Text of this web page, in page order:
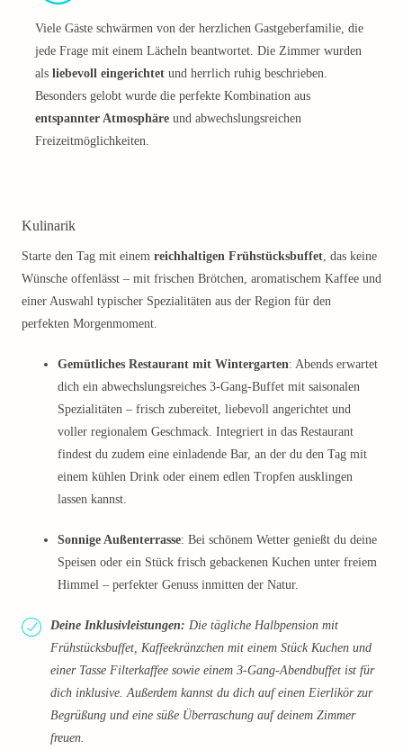
Viele Gäste schwärmen von der herzlichen Gastgeberfamilie, die
jede Frage mit einem Lächeln beantwortet. Die Zimmer wurden
als liebevoll eingerichtet und herrlich ruhig beschrieben.
Besonders gelobt wurde die perfekte Kombination aus
entspannter Atmosphäre und abwechslungsreichen
Freizeitmöglichkeiten.
Kulinarik
Starte den Tag mit einem reichhaltigen Frühstücksbuffet, das keine
Wünsche offenlässt – mit frischen Brötchen, aromatischem Kaffee und
einer Auswahl typischer Spezialitäten aus der Region für den
perfekten Morgenmoment.
Gemütliches Restaurant mit Wintergarten: Abends erwartet
dich ein abwechslungsreiches 3-Gang-Buffet mit saisonalen
Spezialitäten – frisch zubereitet, liebevoll angerichtet und
voller regionalem Geschmack. Integriert in das Restaurant
findest du zudem eine einladende Bar, an der du den Tag mit
einem kühlen Drink oder einem edlen Tropfen ausklingen
lassen kannst.
Sonnige Außenterrasse: Bei schönem Wetter genießt du deine
Speisen oder ein Stück frisch gebackenen Kuchen unter freiem
Himmel – perfekter Genuss inmitten der Natur.
Deine Inklusivleistungen: Die tägliche Halbpension mit
Frühstücksbuffet, Kaffeekränzchen mit einem Stück Kuchen und
einer Tasse Filterkaffee sowie einem 3-Gang-Abendbuffet ist für
dich inklusive. Außerdem kannst du dich auf einen Eierlikör zur
Begrüßung und eine süße Überraschung auf deinem Zimmer
freuen.